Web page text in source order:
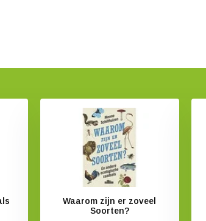
Waarom zijn er zoveel
Soorten?